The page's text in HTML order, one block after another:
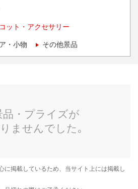
ット・アクセサリー
・小物 その他景品